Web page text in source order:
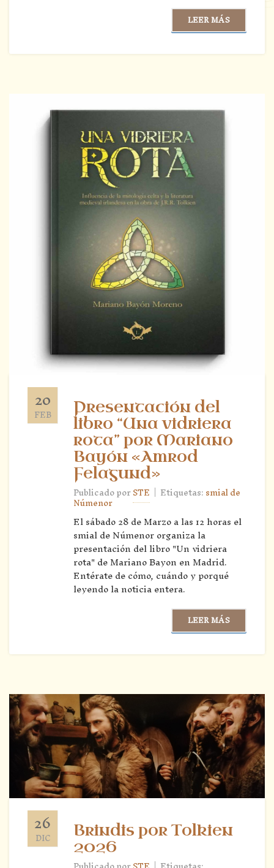
LEER MÁS
20
FEB
Presentación del
libro “Una vidriera
rota” por Mariano
Bayón «Amrod
Felagund»
Publicado porSTE | Etiquetas:smial de
Númenor
El sábado 28 de Marzo a las 12 horas el
smial de Númenor organiza la
presentación del libro "Un vidriera
rota" de Mariano Bayon en Madrid.
Entérate de cómo, cuándo y porqué
leyendo la noticia entera.
LEER MÁS
26
DIC
Brindis por Tolkien
2026